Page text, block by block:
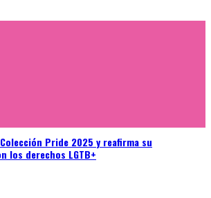
Pride 2025 y reafirma su
los derechos LGTB+